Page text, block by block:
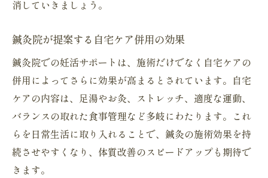
消していきましょう。
鍼灸院が提案する自宅ケア併用の効果
鍼灸院での妊活サポートは、施術だけでなく自宅ケアの
併用によってさらに効果が高まるとされています。自宅
ケアの内容は、足湯やお灸、ストレッチ、適度な運動、
バランスの取れた食事管理など多岐にわたります。これ
らを日常生活に取り入れることで、鍼灸の施術効果を持
続させやすくなり、体質改善のスピードアップも期待で
きます。